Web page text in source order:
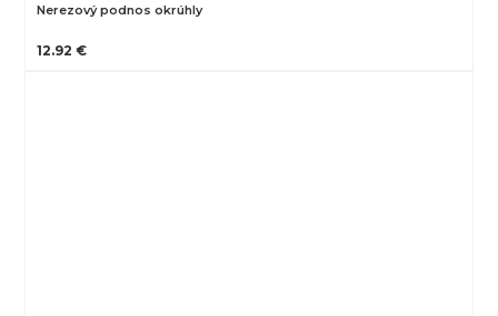
Nerezový podnos okrúhly
12.92 €